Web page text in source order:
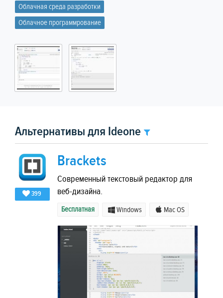
Облачная среда разработки
Облачное программрование
Альтернативы для Ideone
399
Brackets
Современный текстовый редактор для
веб-дизайна.
Бесплатная Windows Mac OS